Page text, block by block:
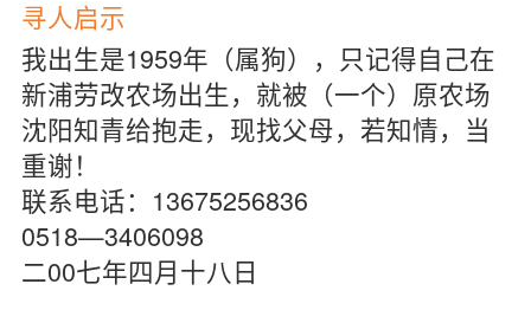
寻人启示
我出生是1959年（属狗），只记得自己在
新浦劳改农场出生，就被（一个）原农场
沈阳知青给抱走，现找父母，若知情，当
重谢！
联系电话：13675256836
0518—3406098
二00七年四月十八日